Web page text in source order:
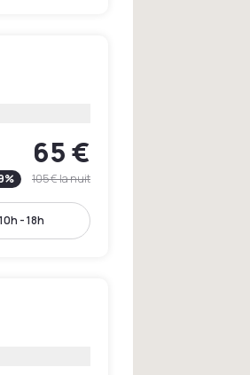
65 €
% 105 €la nuit
10h - 18h